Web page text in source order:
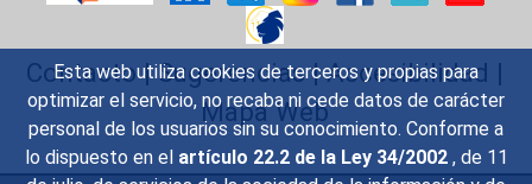
Esta web utiliza cookies de terceros y propias para
optimizar el servicio, no recaba ni cede datos de carácter
personal de los usuarios sin su conocimiento. Conforme a
lo dispuesto en el artículo 22.2 de la Ley 34/2002 , de 11
Contacto|Sugerencias|Accesibilidad |
Mapa Web